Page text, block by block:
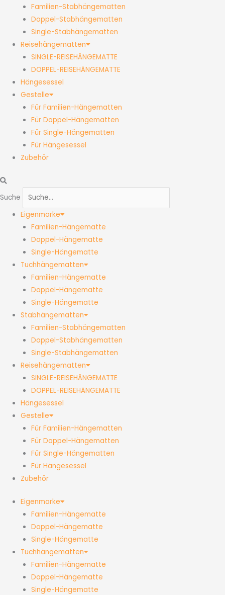
Familien-Stabhängematten
Doppel-Stabhängematten
Single-Stabhängematten
Reisehängematten
SINGLE-REISEHÄNGEMATTE
DOPPEL-REISEHÄNGEMATTE
Hängesessel
Gestelle
Für Familien-Hängematten
Für Doppel-Hängematten
Für Single-Hängematten
Für Hängesessel
Zubehör
Suche
Eigenmarke
Familien-Hängematte
Doppel-Hängematte
Single-Hängematte
Tuchhängematten
Familien-Hängematte
Doppel-Hängematte
Single-Hängematte
Stabhängematten
Familien-Stabhängematten
Doppel-Stabhängematten
Single-Stabhängematten
Reisehängematten
SINGLE-REISEHÄNGEMATTE
DOPPEL-REISEHÄNGEMATTE
Hängesessel
Gestelle
Für Familien-Hängematten
Für Doppel-Hängematten
Für Single-Hängematten
Für Hängesessel
Zubehör
Eigenmarke
Familien-Hängematte
Doppel-Hängematte
Single-Hängematte
Tuchhängematten
Familien-Hängematte
Doppel-Hängematte
Single-Hängematte